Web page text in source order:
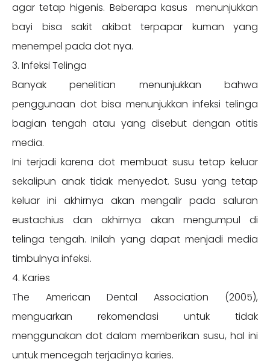
agar tetap higenis. Beberapa kasus menunjukkan
bayi bisa sakit akibat terpapar kuman yang
menempel pada dot nya.
3. Infeksi Telinga
Banyak penelitian menunjukkan bahwa
penggunaan dot bisa menunjukkan infeksi telinga
bagian tengah atau yang disebut dengan otitis
media.
Ini terjadi karena dot membuat susu tetap keluar
sekalipun anak tidak menyedot. Susu yang tetap
keluar ini akhirnya akan mengalir pada saluran
eustachius dan akhirnya akan mengumpul di
telinga tengah. Inilah yang dapat menjadi media
timbulnya infeksi.
4. Karies
The American Dental Association (2005),
menguarkan rekomendasi untuk tidak
menggunakan dot dalam memberikan susu, hal ini
untuk mencegah terjadinya karies.